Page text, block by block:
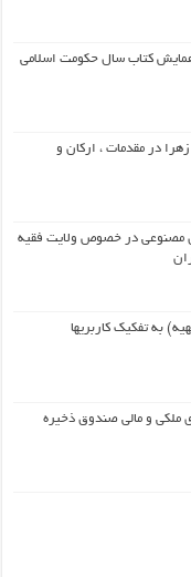
کتاب سال حکومت اسلامی
در مقدمات ، ارکان و
مصنوعی در خصوص ولایت فقیه
ملکی و مالی صندوق ذخیره